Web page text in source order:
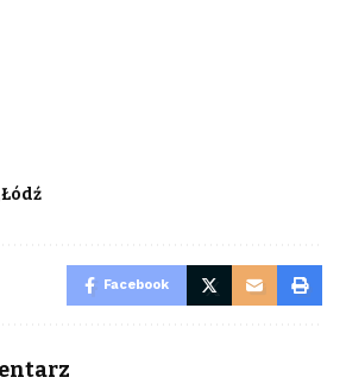
Łódź
Facebook